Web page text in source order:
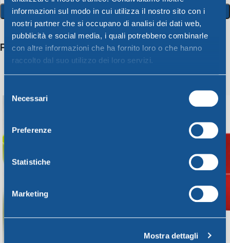
informazioni sul modo in cui utilizza il nostro sito con i
nostri partner che si occupano di analisi dei dati web,
pubblicità e social media, i quali potrebbero combinarle
con altre informazioni che ha fornito loro o che hanno
raccolto dal suo utilizzo dei loro servizi.
delNecessari
Preferenze
Statistiche
Marketing
Mostra dettagli
Aggiungi Al Carrello
Potrebbero interessarti anche